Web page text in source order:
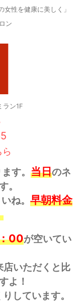
性を健康に美しく」
ン
ラン1F
す。 当日のネ
。
ね。 早朝料金
00が空いてい
いただくと比
よ！
しています。